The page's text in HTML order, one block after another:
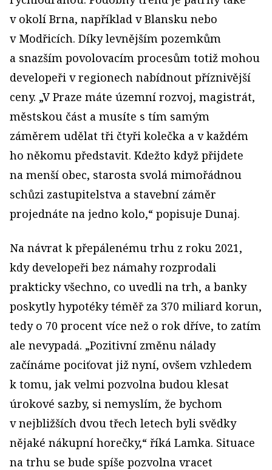
v okolí Brna, například v Blansku nebo
v Modřicích. Díky levnějším pozemkům
a snazším povolovacím procesům totiž mohou
developeři v regionech nabídnout příznivější
ceny. „V Praze máte územní rozvoj, magistrát,
městskou část a musíte s tím samým
záměrem udělat tři čtyři kolečka a v každém
ho někomu představit. Kdežto když přijdete
na menší obec, starosta svolá mimořádnou
schůzi zastupitelstva a stavební záměr
projednáte na jedno kolo,“ popisuje Dunaj.
Na návrat k přepálenému trhu z roku 2021,
kdy developeři bez námahy rozprodali
prakticky všechno, co uvedli na trh, a banky
poskytly hypotéky téměř za 370 miliard korun,
tedy o 70 procent více než o rok dříve, to zatím
ale nevypadá. „Pozitivní změnu nálady
začínáme pociťovat již nyní, ovšem vzhledem
k tomu, jak velmi pozvolna budou klesat
úrokové sazby, si nemyslím, že bychom
v nejbližších dvou třech letech byli svědky
nějaké nákupní horečky,“ říká Lamka. Situace
na trhu se bude spíše pozvolna vracet